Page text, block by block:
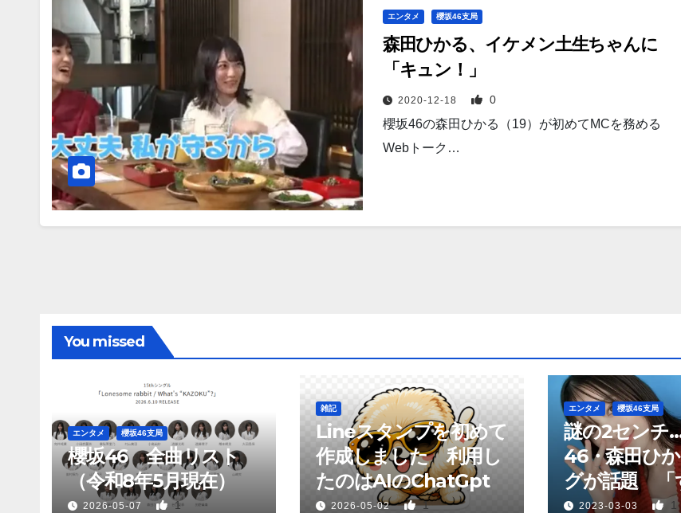
エンタメ 櫻坂46支局
森田ひかる、イケメン土生ちゃんに
「キュン！」
2020-12-18 0
櫻坂46の森田ひかる（19）が初めてMCを務める
Webトーク…
You missed
エンタメ 櫻坂46支局
櫻坂46 全曲リスト
（令和8年5月現在）
2026-05-07 1
雑記
Lineスタンプを初めて
作成しました 利用し
たのはAIのChatGpt
2026-05-02 1
エンタメ 櫻坂46支局
謎の2センチ
46・森田ひ
グが話題 「
っていた、あ
2023-03-03 1